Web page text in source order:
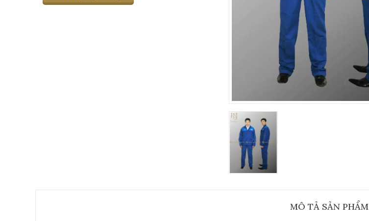
MÔ TẢ SẢN PHẨM